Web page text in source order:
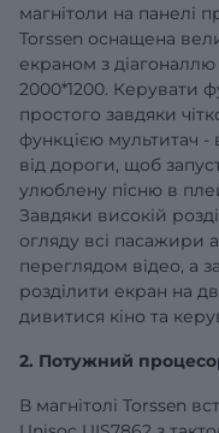
магнітоли на панелі
Torssen оснащена
екраном з діагоналлю
2000*1200. Керувати
простого завдяки
функцією мультитач -
від дороги, щоб
улюблену пісню в
Завдяки високій
огляду всі пасажири
переглядом відео, а
розділити екран на
дивитися кіно та
2. Потужний
В магнітолі Torssen